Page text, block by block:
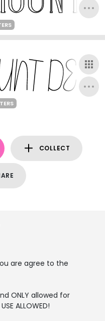
COLLECT
are agree to the
ONLY allowed for
ALLOWED!